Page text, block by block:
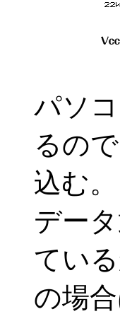
パソ
るの
込む。
デー
てい
の場